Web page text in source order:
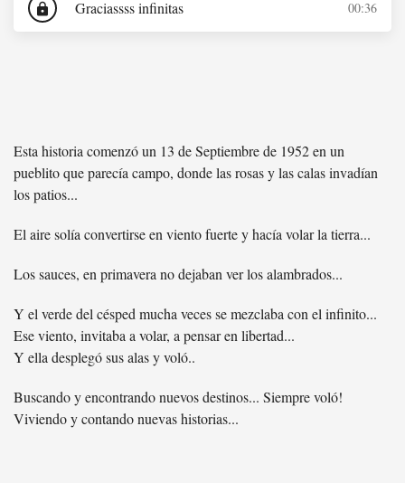
lock Graciassss infinitas 00:36
Esta historia comenzó un 13 de Septiembre de 1952 en un
pueblito que parecía campo, donde las rosas y las calas invadían
los patios...
El aire solía convertirse en viento fuerte y hacía volar la tierra...
Los sauces, en primavera no dejaban ver los alambrados...
Y el verde del césped mucha veces se mezclaba con el infinito...
Ese viento, invitaba a volar, a pensar en libertad...
Y ella desplegó sus alas y voló..
Buscando y encontrando nuevos destinos... Siempre voló!
Viviendo y contando nuevas historias...